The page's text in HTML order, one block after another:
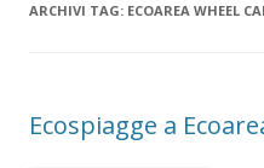
ARCHIVI TAG: ECOAREA WHEEL
Ecospiagge a